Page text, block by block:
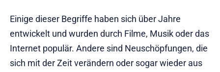
Einige dieser Begriffe haben sich über Jahre
entwickelt und wurden durch Filme, Musik oder das
Internet populär. Andere sind Neuschöpfungen, die
sich mit der Zeit verändern oder sogar wieder aus